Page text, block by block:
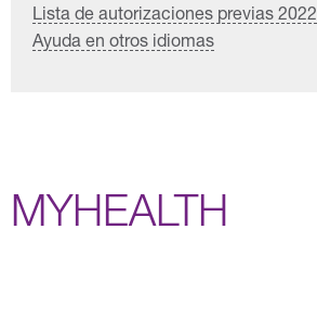
Lista de autorizaciones previas 2022
Ayuda en otros idiomas
MYHEALTH